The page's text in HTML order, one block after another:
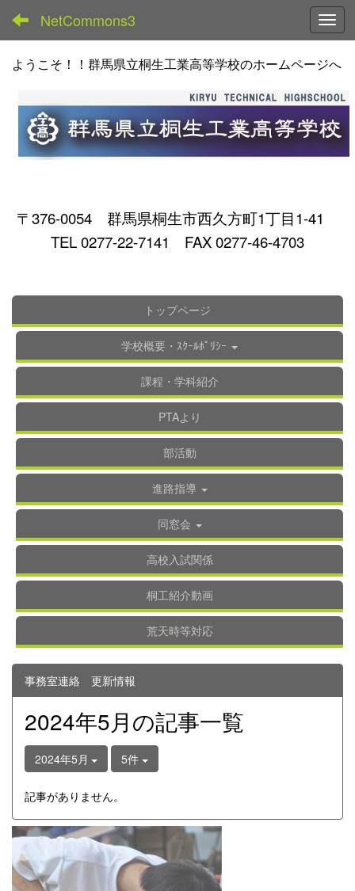
NetCommons3
ようこそ！！群馬県立桐生工業高等学校のホームページへ
〒376-0054 群馬県桐生市西久方町1丁目1-41
TEL 0277-22-7141 FAX 0277-46-4703
トップページ
学校概要・ｽｸｰﾙﾎﾟﾘｼｰ
課程・学科紹介
PTAより
部活動
進路指導
同窓会
高校入試関係
桐工紹介動画
荒天時等対応
事務室連絡 更新情報
2024年5月の記事一覧
2024年5月 5件
記事がありません。